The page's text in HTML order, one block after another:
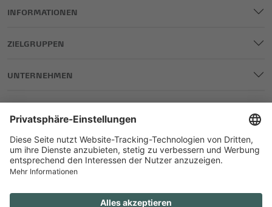
INFORMATIONEN
ZIELGRUPPEN
UNTERNEHMEN
IMPRESSUM